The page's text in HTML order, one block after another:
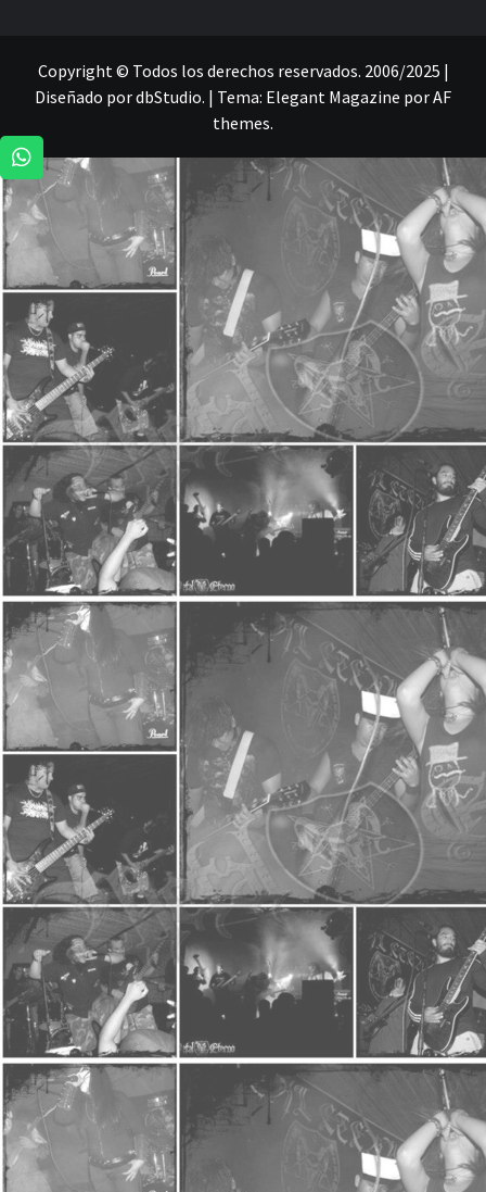
Copyright © Todos los derechos reservados. 2006/2025 |
Diseñado por dbStudio. | Tema: Elegant Magazine porAF
themes.